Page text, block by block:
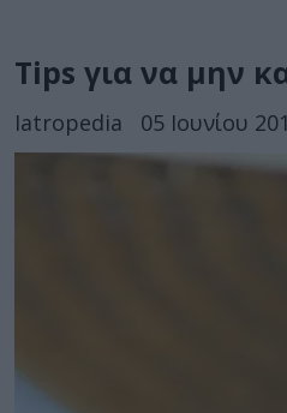
Tips για να μην
Iatropedia 05 Ιουνίου